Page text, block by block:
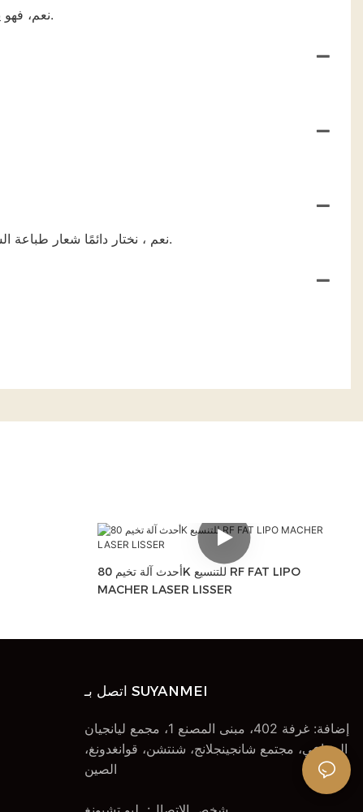
نعم، فهو يدعم التدليك الحراري وهذه الوظيفة يمكن أن تساعد في فتح مسام الوجه.
نعم ، نختار دائمًا شعار طباعة الشعار الحريري أو نخصص صندوق هدايا العملاء أو نطور منتجًا جديدًا للعملاء.
أحدث آلة تخيم 80K للتنسيع RF FAT LIPO
MACHER LASER LISSER
اتصل بـ SUYANMEI
إضافة: غرفة 402، مبنى المصنع 1، مجمع ليانجيان
الصناعي، مجتمع شانجينجلانج، شنتشن، قوانغدونغ،